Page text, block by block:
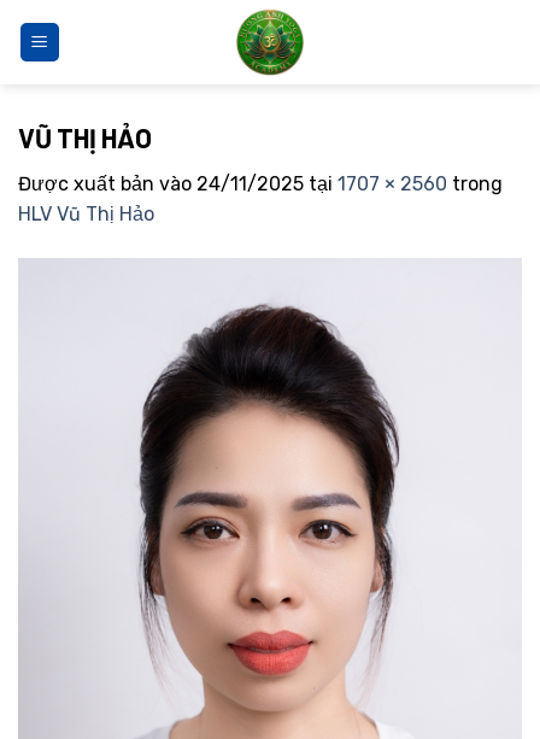
qua
VŨ THỊ HẢO
Được xuất bản vào 24/11/2025 tại 1707 × 2560 trong
HLV Vũ Thị Hảo